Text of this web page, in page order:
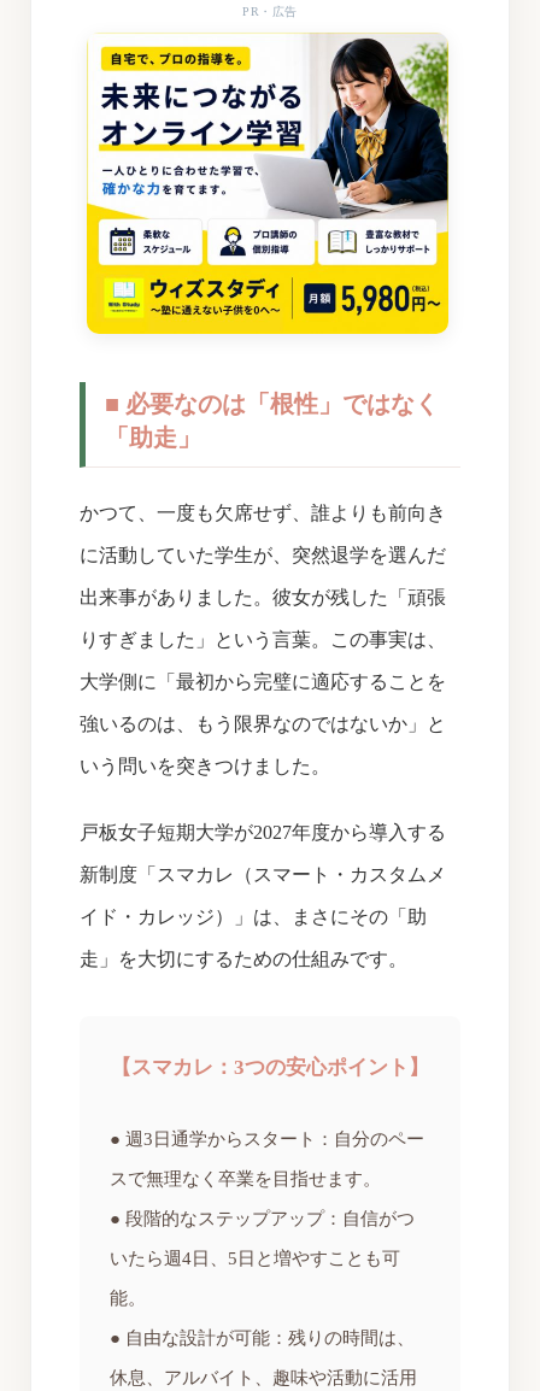
PR・広告
■ 必要なのは「根性」ではなく
「助走」
かつて、一度も欠席せず、誰よりも前向き
に活動していた学生が、突然退学を選んだ
出来事がありました。彼女が残した「頑張
りすぎました」という言葉。この事実は、
大学側に「最初から完璧に適応することを
強いるのは、もう限界なのではないか」と
いう問いを突きつけました。
戸板女子短期大学が2027年度から導入する
新制度「スマカレ（スマート・カスタムメ
イド・カレッジ）」は、まさにその「助
走」を大切にするための仕組みです。
【スマカレ：3つの安心ポイント】
● 週3日通学からスタート：自分のペー
スで無理なく卒業を目指せます。
● 段階的なステップアップ：自信がつ
いたら週4日、5日と増やすことも可
能。
● 自由な設計が可能：残りの時間は、
休息、アルバイト、趣味や活動に活用